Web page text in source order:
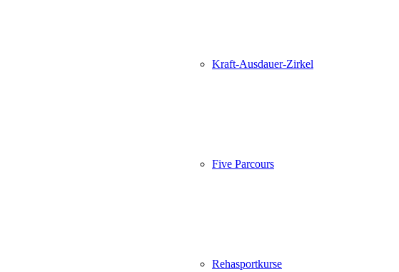
Kraft-Ausdauer-Zirkel
Five Parcours
Rehasportkurse